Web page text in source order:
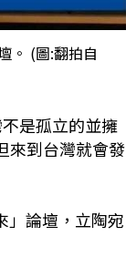
。 (圖:翻拍自
是孤立的並擁
來到台灣就會發
」論壇，立陶宛